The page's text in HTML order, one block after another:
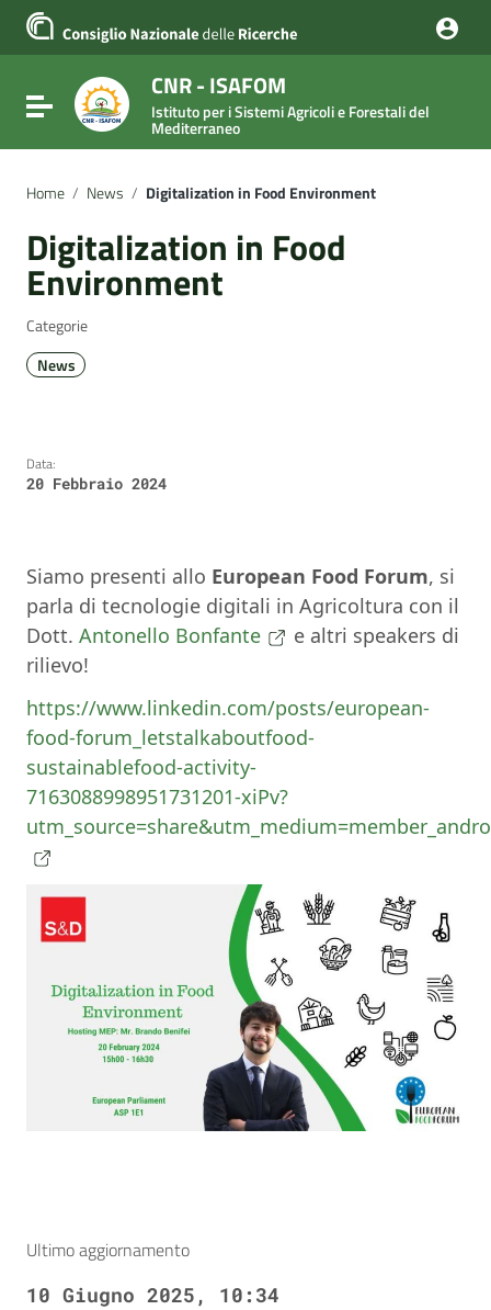
Vai ai contenuti
Vai al menu di navigazione
Vai al footer
Attiva / disattiva la navigazione
CNR - ISAFOM
Istituto per i Sistemi Agricoli e Forestali del
Mediterraneo
Home / News / Digitalization in Food Environment
Digitalization in Food
Environment
Categorie
News
Data:
20 Febbraio 2024
Siamo presenti allo European Food Forum, si
parla di tecnologie digitali in Agricoltura con il
Dott. Antonello Bonfante
e altri speakers di
rilievo!
https://www.linkedin.com/posts/european-
food-forum_letstalkaboutfood-
sustainablefood-activity-
7163088998951731201-xiPv?
Ultimo aggiornamento
10 Giugno 2025, 10:34